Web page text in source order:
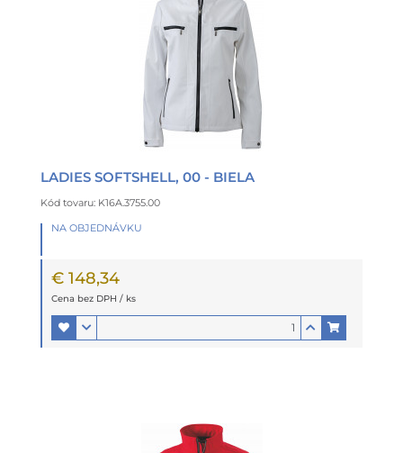
LADIES SOFTSHELL, 00 - BIELA
Kód tovaru: K16A.3755.00
NA OBJEDNÁVKU
€ 148,34
Cena bez DPH / ks